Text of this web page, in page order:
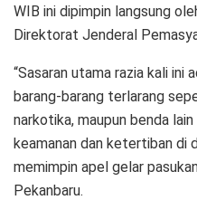
WIB ini dipimpin langsung
Direktorat Jenderal
“Sasaran utama razia kali ini
barang-barang terlarang
narkotika, maupun benda
keamanan dan ketertiban di
memimpin apel gelar
Pekanbaru.